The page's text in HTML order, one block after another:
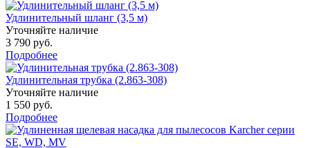
Удлинительный шланг (3,5 м)
Уточняйте наличие
3 790 руб.
Подробнее
Удлинительная трубка (2.863-308)
Уточняйте наличие
1 550 руб.
Подробнее